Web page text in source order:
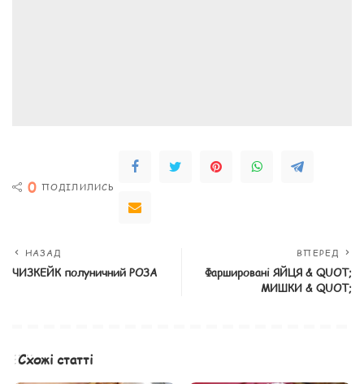
0 ПОДІЛИЛИСЬ
НАЗАД
ЧИЗКЕЙК полуничний РОЗА
ВПЕРЕД
Фаршировані ЯЙЦЯ & QUOT;
МИШКИ & QUOT;
Схожі статті